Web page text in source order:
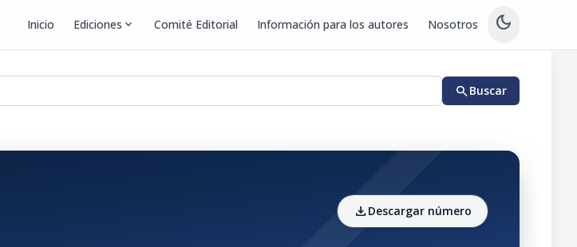
Inicio Ediciones expand_more Comité Editorial Información para los autores Nosotros dark_mode
searchBuscar
downloadDescargar número